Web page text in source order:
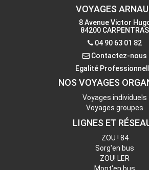
Du lundi au vendredi : 9h-12h30 et
Samedi : 9h-12h
Tél. : 04 90 38 15 58
Contactez-nous
VOYAGES
8 Avenue Victor
84200 CARPENTRAS
04 90 63 01 82
Contactez-nous
Egalité
NOS VOYAGES
Voyages individuels
Voyages groupes
LIGNES ET
ZOU ! 84
Sorg'en bus
ZOU! LER